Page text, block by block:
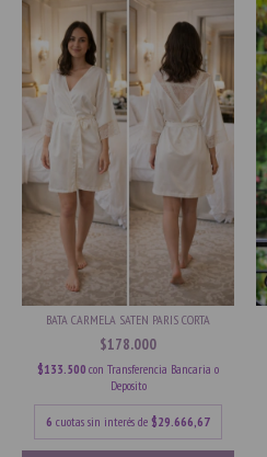
BATA CARMELA SATEN PARIS CORTA
$178.000
$133.500 con Transferencia Bancaria o
Deposito
6 cuotas sin interés de $29.666,67